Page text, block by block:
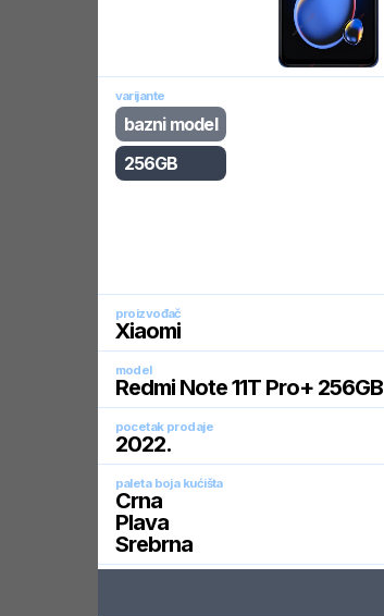
varijante
bazni model
256GB
proizvođač
Xiaomi
model
Redmi Note 11T Pro+ 256GB
pocetak prodaje
2022.
paleta boja kućišta
Crna
Plava
Srebrna